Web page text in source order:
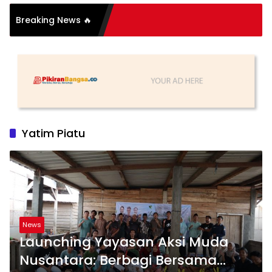
Breaking News 🔥
Sederhana, Katanya
Yatim Piatu
News
Launching Yayasan Aksi Muda
Nusantara: Berbagi Bersama